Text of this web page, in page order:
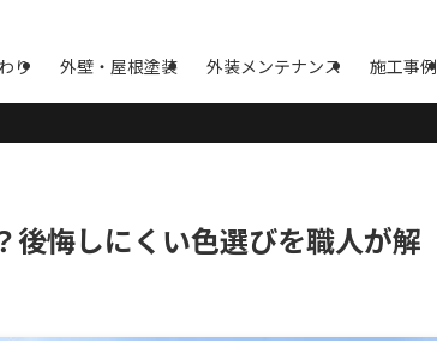
り 外壁・屋根塗装 外装メンテナンス 施工事例
後悔しにくい色選びを職人が解